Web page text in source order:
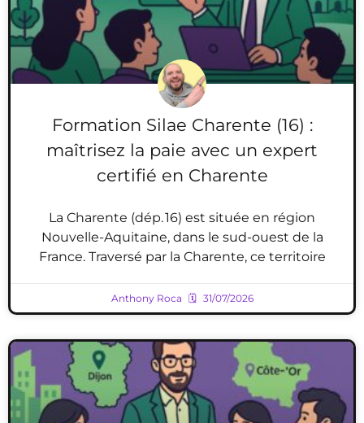
Formation Silae Charente (16) :
maîtrisez la paie avec un expert
certifié en Charente
La Charente (dép. 16) est située en région
Nouvelle-Aquitaine, dans le sud-ouest de la
France. Traversé par la Charente, ce territoire
Anthony Roca 31/07/2026